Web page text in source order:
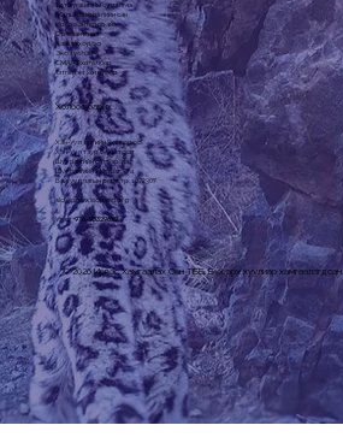
Урт хугацааны судалгаа
Малын эрсдэлийн сан
Ирвэс Энтерпрайз
Сүү цагаан идээ
Хашаа хороо
Эко зуслан
СМАРТ хөтөлбөр
Тэтгэлэгт хөтөлбөр
Холбоо барих
Хан-Уул дүүргийн 3-р хороо,
Хан-Уул таур 6-602 тоот
Шуудангийн салбар: 44
Шуудангийн хайрцаг: 774
Байгууллагын регистр: 1072307
slcf@snowleopard.org
Утас: +976-93329632
© 2026 Ирвэс Хамгаалах Сан ТББ. Бүх эрх хуулиар хамгаалагдсан.